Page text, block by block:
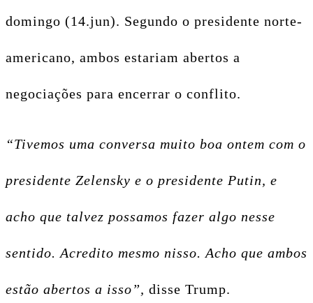
domingo (14.jun). Segundo o presidente norte-
americano, ambos estariam abertos a
negociações para encerrar o conflito.
“Tivemos uma conversa muito boa ontem com o
presidente Zelensky e o presidente Putin, e
acho que talvez possamos fazer algo nesse
sentido. Acredito mesmo nisso. Acho que ambos
estão abertos a isso”, disse Trump.